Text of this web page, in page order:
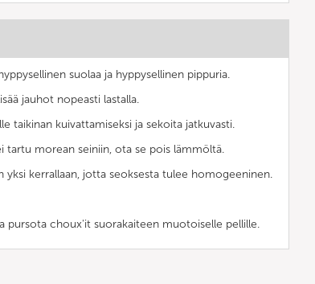
suolaa ja hyppysellinen pippuria.
jauhot nopeasti lastalla.
taikinan kuivattamiseksi ja sekoita jatkuvasti.
tartu morean seiniin, ota se pois lämmöltä.
yksi kerrallaan, jotta seoksesta tulee homogeeninen.
pursota choux'it suorakaiteen muotoiselle pellille.